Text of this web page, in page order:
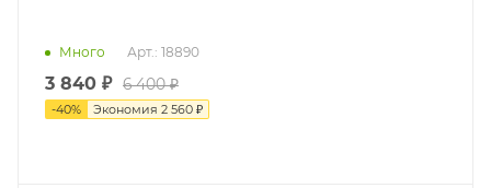
Много Арт.: 18890
3 840 ₽ 6 400 ₽
-40% Экономия 2 560 ₽